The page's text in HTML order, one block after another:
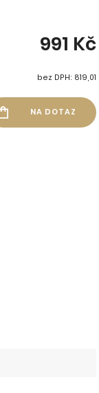
991 Kč
bez DPH: 819,01